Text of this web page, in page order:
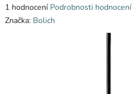
Průměrné
hodnocení
1 hodnocení Podrobnosti hodnocení
Značka: Bolich